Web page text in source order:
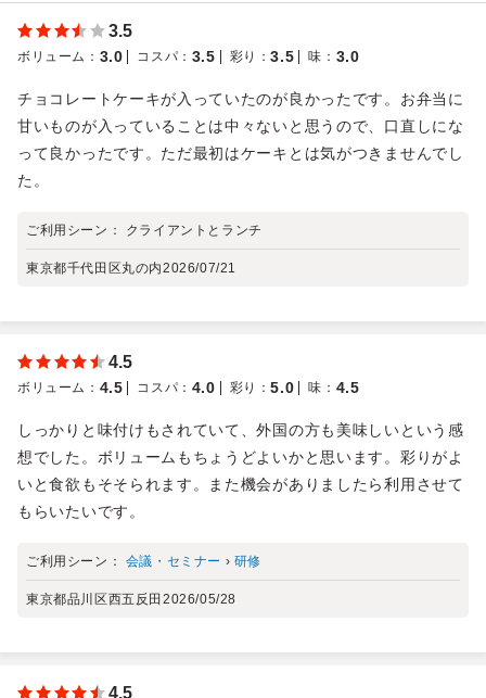
3.5
ボリューム ： 3.0 コスパ ： 3.5 彩り ：3.5 味 ： 3.0
チョコレートケーキが入っていたのが良かったです。お弁当に
甘いものが入っていることは中々ないと思うので、口直しにな
って良かったです。ただ最初はケーキとは気がつきませんでし
た。
ご利用シーン： クライアントとランチ
東京都千代田区丸の内2026/07/21
4.5
ボリューム ： 4.5 コスパ ： 4.0 彩り ：5.0 味 ： 4.5
しっかりと味付けもされていて、外国の方も美味しいという感
想でした。ボリュームもちょうどよいかと思います。彩りがよ
いと食欲もそそられます。また機会がありましたら利用させて
もらいたいです。
ご利用シーン： 会議・セミナー › 研修
東京都品川区西五反田 2026/05/28
4.5